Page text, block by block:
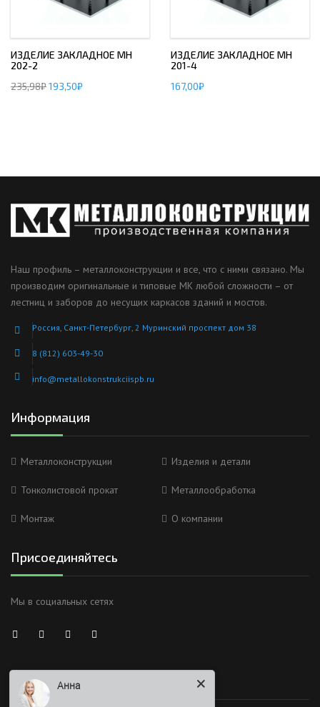
ИЗДЕЛИЕ ЗАКЛАДНОЕ МН
202-2
235,98₽193,50₽
ИЗДЕЛИЕ ЗАКЛАДНОЕ МН
201-4
167,00₽
Наш профиль – металлоконструкции и все, что с ними связано. Мы
производим оригинальные и типовые МК любой сложности – от
лестниц и заборов до несущих каркасов зданий и мостов.
Россия, Санкт-Петербург, 2 Муринский проспект дом 38
8 (812) 603-49-30
info@metallokonstrukciispb.ru
Информация
Металлоконструкции Изделия и детали
Тонколистовой прокат Металлообработка
Монтаж О компании
Присоединяйтесь
Мы в социальных сетях
Время работы
Здравствуйте